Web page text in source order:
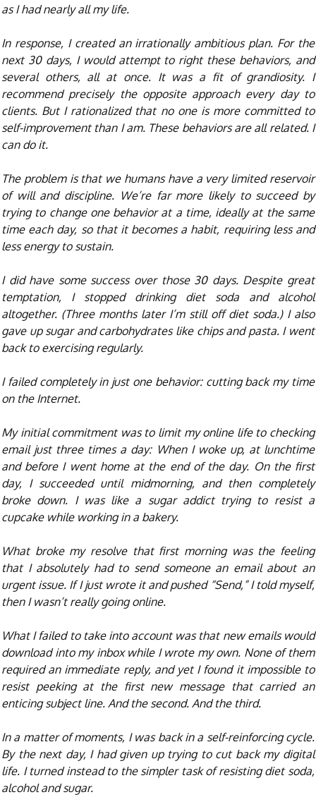
as I had nearly all my life.
In response, I created an irrationally ambitious plan. For the
next 30 days, I would attempt to right these behaviors, and
several others, all at once. It was a fit of grandiosity. I
recommend precisely the opposite approach every day to
clients. But I rationalized that no one is more committed to
self-improvement than I am. These behaviors are all related. I
can do it.
The problem is that we humans have a very limited reservoir
of will and discipline. We’re far more likely to succeed by
trying to change one behavior at a time, ideally at the same
time each day, so that it becomes a habit, requiring less and
less energy to sustain.
I did have some success over those 30 days. Despite great
temptation, I stopped drinking diet soda and alcohol
altogether. (Three months later I’m still off diet soda.) I also
gave up sugar and carbohydrates like chips and pasta. I went
back to exercising regularly.
I failed completely in just one behavior: cutting back my time
on the Internet.
My initial commitment was to limit my online life to checking
email just three times a day: When I woke up, at lunchtime
and before I went home at the end of the day. On the first
day, I succeeded until midmorning, and then completely
broke down. I was like a sugar addict trying to resist a
cupcake while working in a bakery.
What broke my resolve that first morning was the feeling
that I absolutely had to send someone an email about an
urgent issue. If I just wrote it and pushed “Send,” I told myself,
then I wasn’t really going online.
What I failed to take into account was that new emails would
download into my inbox while I wrote my own. None of them
required an immediate reply, and yet I found it impossible to
resist peeking at the first new message that carried an
enticing subject line. And the second. And the third.
In a matter of moments, I was back in a self-reinforcing cycle.
By the next day, I had given up trying to cut back my digital
life. I turned instead to the simpler task of resisting diet soda,
alcohol and sugar.